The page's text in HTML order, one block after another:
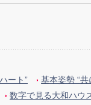
ート”
基本姿勢 “
数字で見る大和ハウ